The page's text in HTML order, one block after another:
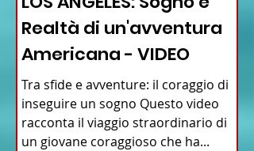
Realtà di un'avventura
Americana - VIDEO
Tra sfide e avventure: il coraggio di
inseguire un sogno Questo video
racconta il viaggio straordinario di
un giovane coraggioso che ha...